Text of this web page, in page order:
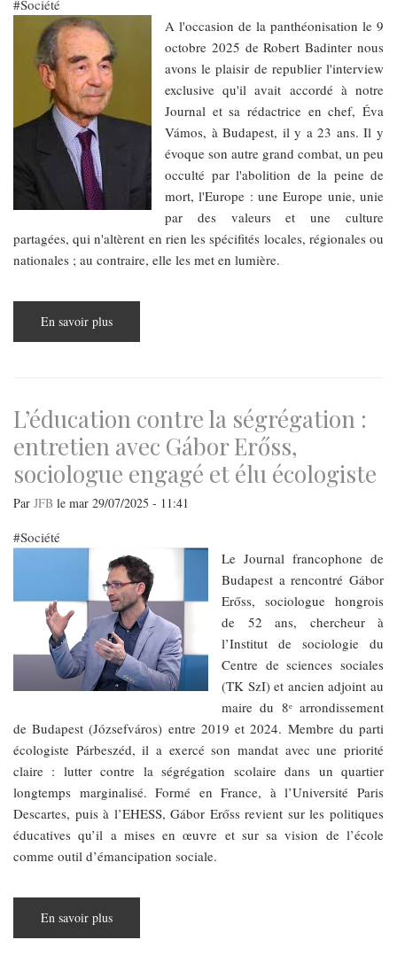
Société
A l'occasion de la panthéonisation le 9
octobre 2025 de Robert Badinter nous
avons le plaisir de republier l'interview
exclusive qu'il avait accordé à notre
Journal et sa rédactrice en chef, Éva
Vámos, à Budapest, il y a 23 ans. Il y
évoque son autre grand combat, un peu
occulté par l'abolition de la peine de
mort, l'Europe : une Europe unie, unie
par des valeurs et une culture
partagées, qui n'altèrent en rien les spécifités locales, régionales ou
nationales ; au contraire, elle les met en lumière.
En savoir plus
Badinter
héritage
L’éducation contre la ségrégation :
entretien avec Gábor Erőss,
sociologue engagé et élu écologiste
Par JFB le mar 29/07/2025 - 11:41
Société
Le Journal francophone de
Budapest a rencontré Gábor
Erőss, sociologue hongrois
de 52 ans, chercheur à
l’Institut de sociologie du
Centre de sciences sociales
(TK SzI) et ancien adjoint au
maire du 8ᵉ arrondissement
de Budapest (Józsefváros) entre 2019 et 2024. Membre du parti
écologiste Párbeszéd, il a exercé son mandat avec une priorité
claire : lutter contre la ségrégation scolaire dans un quartier
longtemps marginalisé. Formé en France, à l’Université Paris
Descartes, puis à l’EHESS, Gábor Erőss revient sur les politiques
éducatives qu’il a mises en œuvre et sur sa vision de l’école
comme outil d’émancipation sociale.
En savoir plus
contre